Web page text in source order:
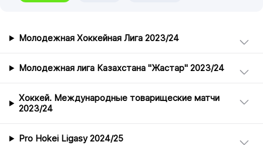
Молодежная Хоккейная Лига 2023/24
Молодежная лига Казахстана "Жастар" 2023/24
Хоккей. Международные товарищеские матчи
2023/24
Pro Hokei Ligasy 2024/25